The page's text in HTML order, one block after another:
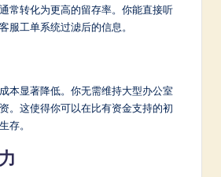
常转化为更高的留存率。你能直接听
服工单系统过滤后的信息。
本显著降低。你无需维持大型办公室
。这使得你可以在比有资金支持的初
存。